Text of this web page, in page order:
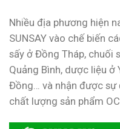
Nhiều địa phương hiện
SUNSAY vào chế biến
sấy ở Đồng Tháp, chuối
Quảng Bình, dược liệu ở
Đồng… và nhận được
chất lượng sản phẩm